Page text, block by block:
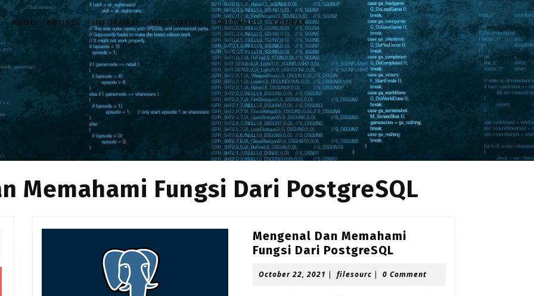
KODE ARTIKEL INFORMASI MULTIMEDIA SOFTWARE KONTAK
Memahami Fungsi Dari PostgreSQL
Mengenal Dan Memahami
Fungsi Dari PostgreSQL
Memahami
October 22, 2021 October
| filesourc filesourc
| 0 Comment